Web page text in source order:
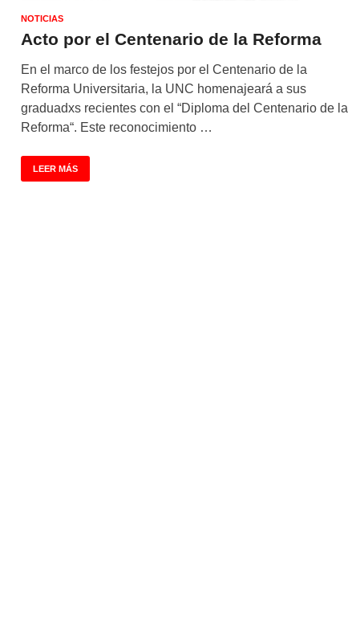
NOTICIAS
Acto por el Centenario de la Reforma
En el marco de los festejos por el Centenario de la
Reforma Universitaria, la UNC homenajeará a sus
graduadxs recientes con el “Diploma del Centenario de la
Reforma“. Este reconocimiento …
LEER MÁS